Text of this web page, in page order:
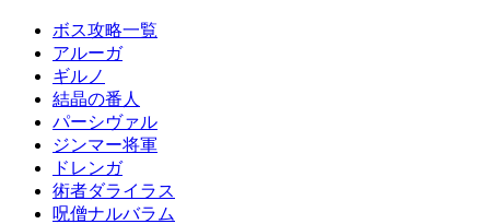
ボス攻略一覧
アルーガ
ギルノ
結晶の番人
パーシヴァル
ジンマー将軍
ドレンガ
術者ダライラス
呪僧ナルバラム